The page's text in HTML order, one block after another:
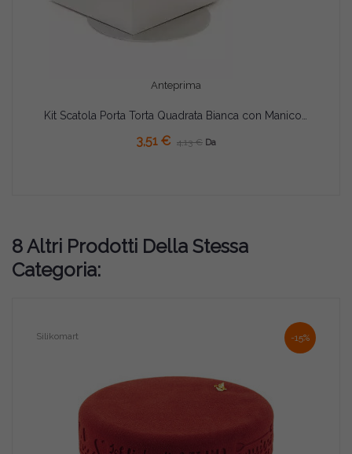
Anteprima
3,51 € 4,13 € Da
8 Altri Prodotti Della Stessa
Categoria:
-15%
Silikomart